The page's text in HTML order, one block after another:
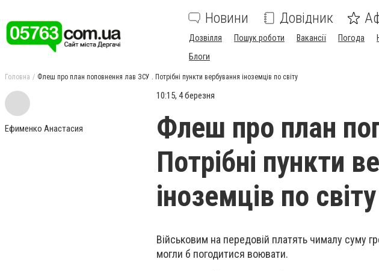
Новини Довідник
Дозвілля Пошук роботи Вакансії Погода
Блоги
Головна Флеш про план поповнення лав ЗСУ . Потрібні пункти вербування іноземців по світу
Ефименко Анастасия
10:15, 4 березня
Флеш про план
Потрібні пункти
іноземців по світу
Військовим на передовій платять чималу суму
могли б погодитися воювати.